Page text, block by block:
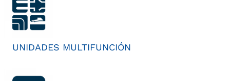
UNIDADES MULTIFUNCIÓN